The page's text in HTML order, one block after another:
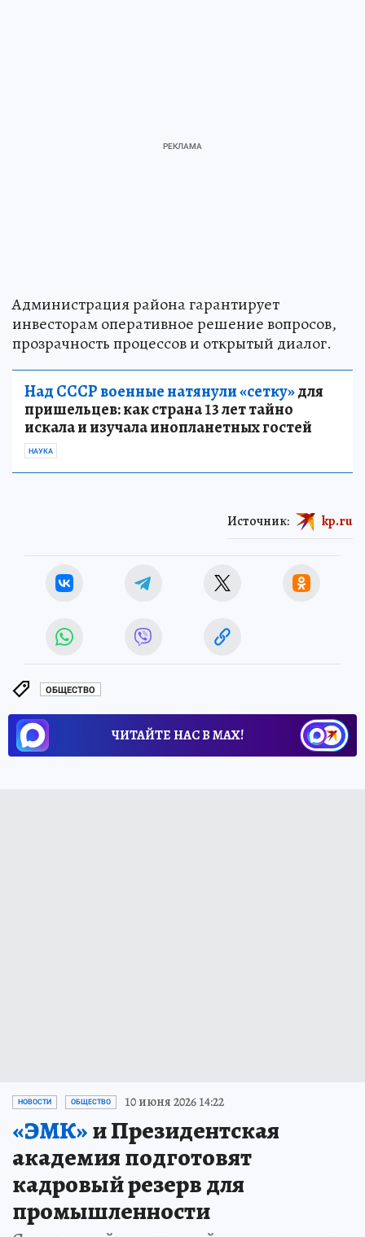
Администрация района гарантирует
инвесторам оперативное решение вопросов,
прозрачность процессов и открытый диалог.
Над СССР военные натянули «сетку»для
пришельцев: как страна 13 лет тайно
искала и изучала инопланетных гостей
НАУКА
Источник: kp.ru
ОБЩЕСТВО
ЧИТАЙТЕ НАС В МАХ!
НОВОСТИ ОБЩЕСТВО 10 июня 2026 14:22
«ЭМК»и Президентская
академия подготовят
кадровый резерв для
промышленности